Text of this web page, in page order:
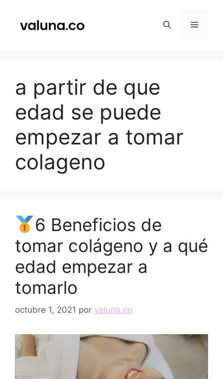
contenido
Menú
a partir de que
edad se puede
empezar a tomar
colageno
6 Beneficios de
tomar colágeno y a qué
edad empezar a
tomarlo
octubre 1, 2021 por valuna.co